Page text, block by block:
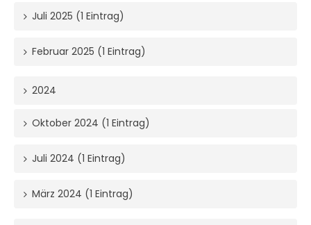
Juli 2025 (1 Eintrag)
Februar 2025 (1 Eintrag)
2024
Oktober 2024 (1 Eintrag)
Juli 2024 (1 Eintrag)
März 2024 (1 Eintrag)